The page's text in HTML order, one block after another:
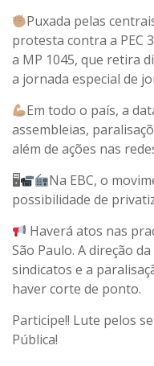
Puxada pelas
protesta contra a PEC
a MP 1045, que retira
a jornada especial de
Em todo o país, a
assembleias,
além de ações nas
🖥
Na EBC, o
possibilidade de
Haverá atos nas
São Paulo. A direção
sindicatos e a
haver corte de ponto.
Participe!! Lute pelos
Pública!